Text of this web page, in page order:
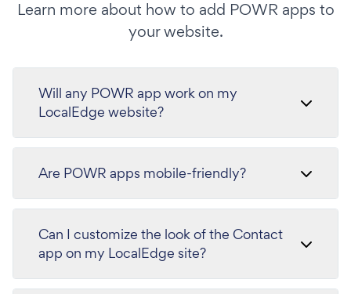
Learn more about how to add POWR apps to
your website.
Will any POWR app work on my
LocalEdge website?
Are POWR apps mobile-friendly?
Can I customize the look of the Contact
app on my LocalEdge site?